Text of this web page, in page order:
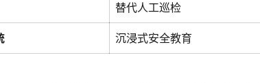
替代人工巡检
沉浸式安全教育